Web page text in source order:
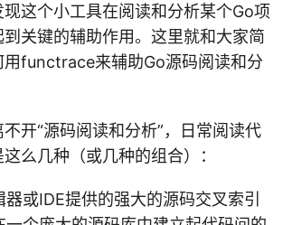
这个小工具在阅读和分析某个Go项
到关键的辅助作用。这里就和大家简
用functrace来辅助Go源码阅读和分
开“源码阅读和分析”，日常阅读代
么几种（或几种的组合）：
或IDE提供的强大的源码交叉索引